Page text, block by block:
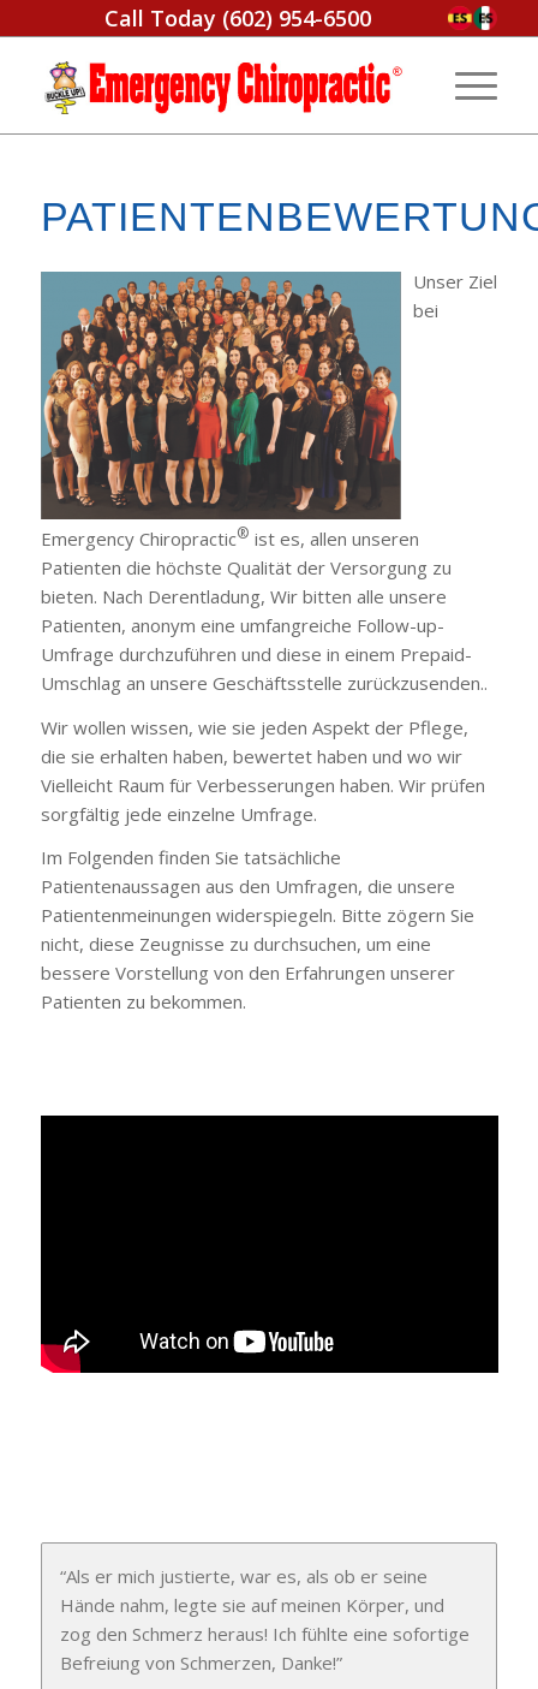
Call Today (602) 954-6500
Unser Ziel
bei
Emergency Chiropractic® ist es, allen unseren
Patienten die höchste Qualität der Versorgung zu
bieten. Nach Derentladung, Wir bitten alle unsere
Patienten, anonym eine umfangreiche Follow-up-
Umfrage durchzuführen und diese in einem Prepaid-
Umschlag an unsere Geschäftsstelle zurückzusenden..
Wir wollen wissen, wie sie jeden Aspekt der Pflege,
die sie erhalten haben, bewertet haben und wo wir
Vielleicht Raum für Verbesserungen haben. Wir prüfen
sorgfältig jede einzelne Umfrage.
Im Folgenden finden Sie tatsächliche
Patientenaussagen aus den Umfragen, die unsere
Patientenmeinungen widerspiegeln. Bitte zögern Sie
nicht, diese Zeugnisse zu durchsuchen, um eine
bessere Vorstellung von den Erfahrungen unserer
Patienten zu bekommen.
“Als er mich justierte, war es, als ob er seine
Hände nahm, legte sie auf meinen Körper, und
zog den Schmerz heraus! Ich fühlte eine sofortige
Befreiung von Schmerzen, Danke!”